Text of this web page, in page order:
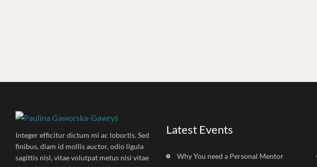
Integer efficitur dictum mi ac lobortis. Sed
finibus, diam id mollis auctor, odio ligula
sagittis nisl, vitae volutpat metus nisi vitae
Latest Events
Why You need a Personal Mentor